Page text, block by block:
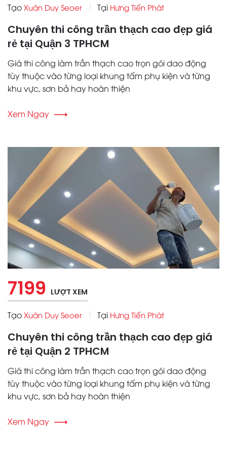
Tạo Xuân Duy Seoer Tại Hưng Tiến Phát
Chuyên thi công trần thạch cao đẹp giá
rẻ tại Quận 3 TPHCM
Giá thi công làm trần thạch cao trọn gói dao động
tùy thuộc vào từng loại khung tấm phụ kiện và từng
khu vực, sơn bả hay hoàn thiện
Xem Ngay
7199 LƯỢT XEM
Tạo Xuân Duy Seoer Tại Hưng Tiến Phát
Chuyên thi công trần thạch cao đẹp giá
rẻ tại Quận 2 TPHCM
Giá thi công làm trần thạch cao trọn gói dao động
tùy thuộc vào từng loại khung tấm phụ kiện và từng
khu vực, sơn bả hay hoàn thiện
Xem Ngay